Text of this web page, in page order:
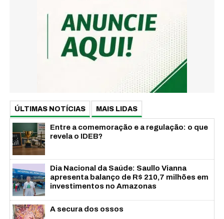
ÚLTIMAS NOTÍCIAS MAIS LIDAS
Entre a comemoração e a regulação: o que
revela o IDEB?
Dia Nacional da Saúde: Saullo Vianna
apresenta balanço de R$ 210,7 milhões em
investimentos no Amazonas
A secura dos ossos